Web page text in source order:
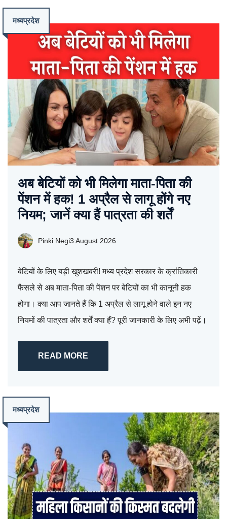
मध्यप्रदेश
अब बेटियों को भी मिलेगा माता-पिता की
पेंशन में हक! 1 अप्रैल से लागू होंगे नए
नियम; जानें क्या हैं पात्रता की शर्तें
Pinki Negi3 August 2026
बेटियों के लिए बड़ी खुशखबरी! मध्य प्रदेश सरकार के क्रांतिकारी
फैसले से अब माता-पिता की पेंशन पर बेटियों का भी कानूनी हक
होगा। क्या आप जानते हैं कि 1 अप्रैल से लागू होने वाले इन नए
नियमों की पात्रता और शर्तें क्या हैं? पूरी जानकारी के लिए अभी पढ़ें।
READ MORE
मध्यप्रदेश